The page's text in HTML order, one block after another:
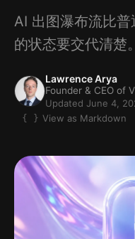
AI 出图瀑布流比
的状态要交代清楚。
Lawrence Arya
Founder & CEO of
Updated June 4,
View as Markdown